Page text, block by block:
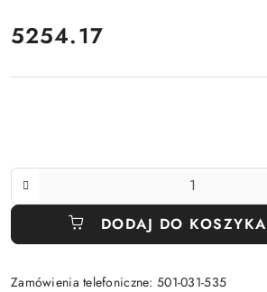
cena:
5254.17
DODAJ DO KOSZYKA
Zamówienia telefoniczne: 501-031-535